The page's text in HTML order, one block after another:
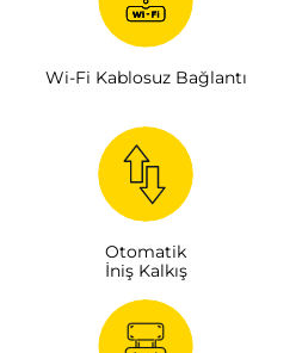
Wi-Fi Kablosuz Bağlantı
Otomatik
İniş Kalkış